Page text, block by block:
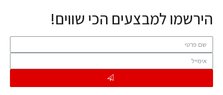
הירשמו למבצעים הכי שווים!